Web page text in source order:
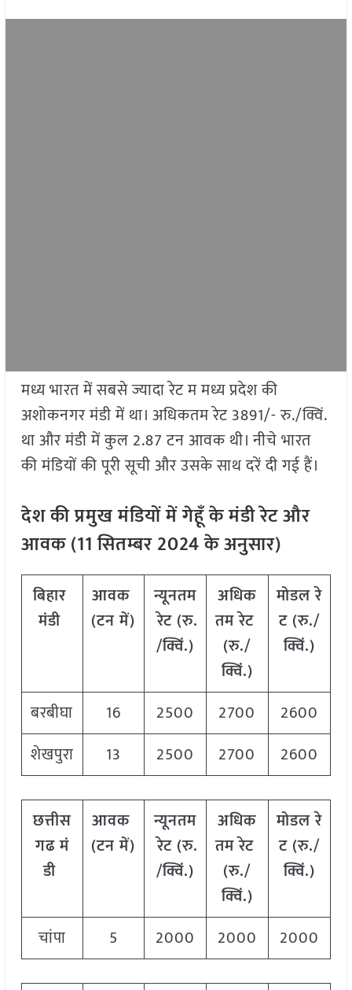
मध्य भारत में सबसे ज्यादा रेट म मध्य प्रदेश की
अशोकनगर मंडी में था। अधिकतम रेट 3891/- रु./क्विं.
था और मंडी में कुल 2.87 टन आवक थी। नीचे भारत
की मंडियों की पूरी सूची और उसके साथ दरें दी गई हैं।
देशकीप्रमुखमंडियोंमेंगेहूँकेमंडीरेटऔर
आवक(11सितम्बर2024केअनुसार)
बिहार
मंडी
आवक
(टन में)
न्यूनतम
रेट(रु.
/क्विं.)
अधिक
तमरेट
(रु./
क्विं.)
मोडलरे
ट (रु./
क्विं.)
बरबीघा 16 2500 2700
2600
शेखपुरा
13 2500 2700 2600
छत्तीस
गढमं
डी
आवक
(टन में)
न्यूनतम
रेट(रु.
/क्विं.)
अधिक
तमरेट
(रु./
क्विं.)
मोडलरे
ट (रु./
क्विं.)
चांपा 5 2000 2000 2000